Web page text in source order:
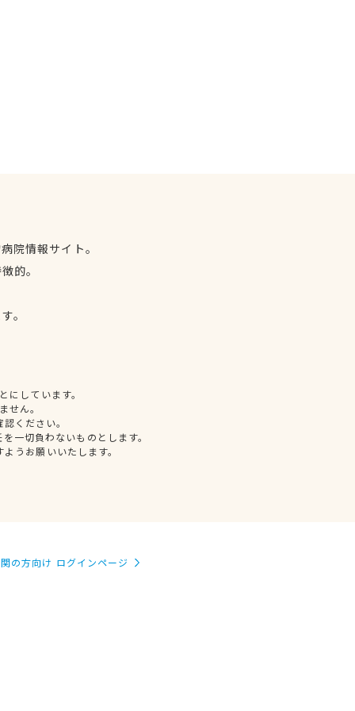
院情報サイト。
的。
。
しています。
せん。
ください。
一切負わないものとします。
うお願いいたします。
の方向け ログインページ